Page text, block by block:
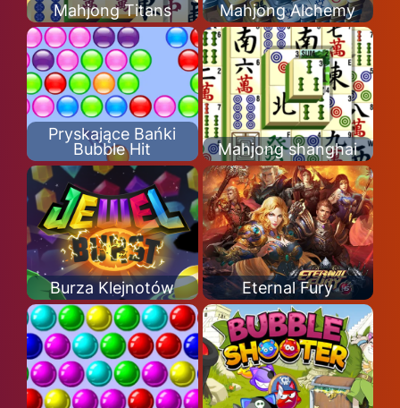
Mahjong Titans Mahjong Alchemy
Pryskające Bańki
Bubble Hit
Mahjong shanghai
Burza Klejnotów Eternal Fury